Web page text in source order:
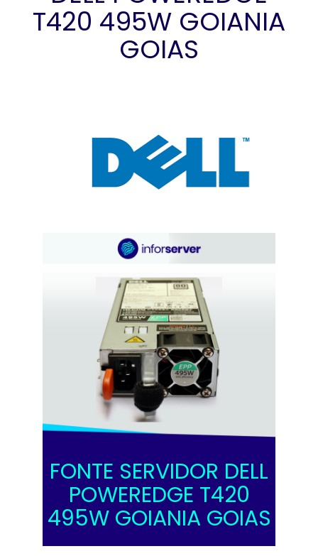
T420 495W GOIANIA
GOIAS
FONTE SERVIDOR DELL
POWEREDGE T420
495W GOIANIA GOIAS